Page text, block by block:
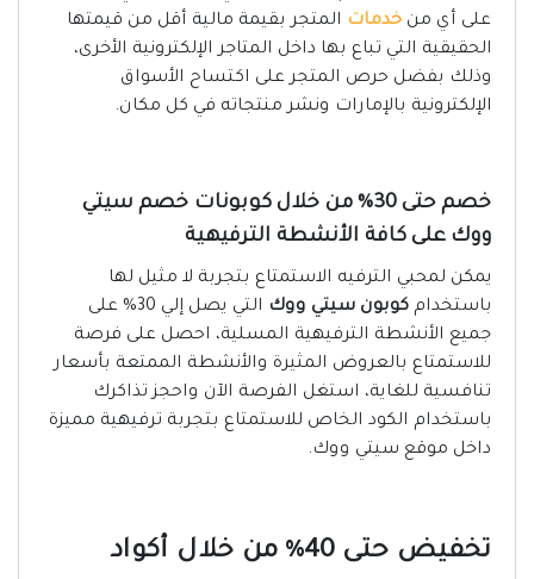
على أي من خدمات المتجر بقيمة مالية أقل من قيمتها
الحقيقية التي تباع بها داخل المتاجر الإلكترونية الأخرى،
وذلك بفضل حرص المتجر على اكتساح الأسواق
الإلكترونية بالإمارات ونشر منتجاته في كل مكان.
خصم حتى 30% من خلال كوبونات خصم سيتي
ووك على كافة الأنشطة الترفيهية
يمكن لمحبي الترفيه الاستمتاع بتجربة لا مثيل لها
باستخدام كوبون سيتي ووك
التي يصل إلي 30% على
جميع الأنشطة الترفيهية المسلية، احصل على فرصة
للاستمتاع بالعروض المثيرة والأنشطة الممتعة بأسعار
تنافسية للغاية، استغل الفرصة الآن واحجز تذاكرك
باستخدام الكود الخاص للاستمتاع بتجربة ترفيهية مميزة
داخل موقع سيتي ووك.
تخفيض حتى 40% من خلال أكواد